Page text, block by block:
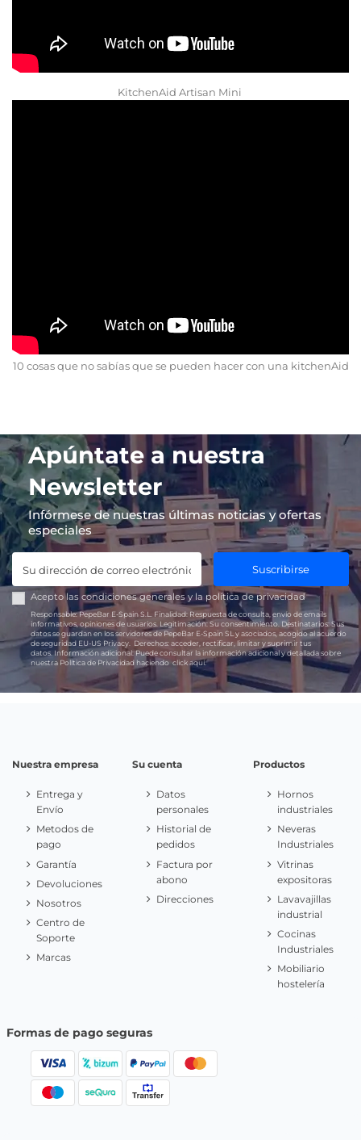
KitchenAid Artisan Mini
10 cosas que no sabías que se pueden hacer con una kitchenAid
Apúntate a nuestra
Newsletter
Infórmese de nuestras últimas noticias y ofertas
especiales
Suscribirse
Acepto las condiciones generales y lapolítica de privacidad
Responsable:PepeBar E-Spain S.L. Finalidad: Respuesta de consulta, envío de emails
informativos, opiniones de usuarios. Legitimación: Su consentimiento. Destinatarios:Sus
datos se guardan en los servidores de PepeBar E-Spain SL y asociados, acogido al acuerdo
de seguridad EU-US Privacy. Derechos: acceder, rectificar, limitar y suprimir tus
datos.Información adicional:Puede consultar la información adicional y detallada sobre
nuestra Política de Privacidad haciendoclick aquí.
Nuestra empresa
Entrega y
Envío
Metodos de
pago
Garantía
Devoluciones
Nosotros
Centro de
Soporte
Marcas
Su cuenta
Datos
personales
Historial de
pedidos
Factura por
abono
Direcciones
Productos
Hornos
industriales
Neveras
Industriales
Vitrinas
expositoras
Lavavajillas
industrial
Cocinas
Industriales
Mobiliario
hostelería
Formas de pago seguras